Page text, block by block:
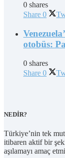
0 shares
Share 0
otobüs:
0 shares
Share 0
NEDİR?
Türkiye’nin tek
itibaren aktif bir
aşılamayı amaç